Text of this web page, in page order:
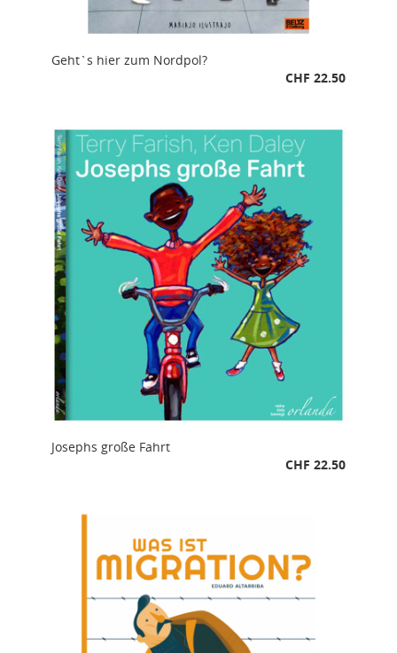
Geht`s hier zum Nordpol?
CHF 22.50
Josephs große Fahrt
CHF 22.50